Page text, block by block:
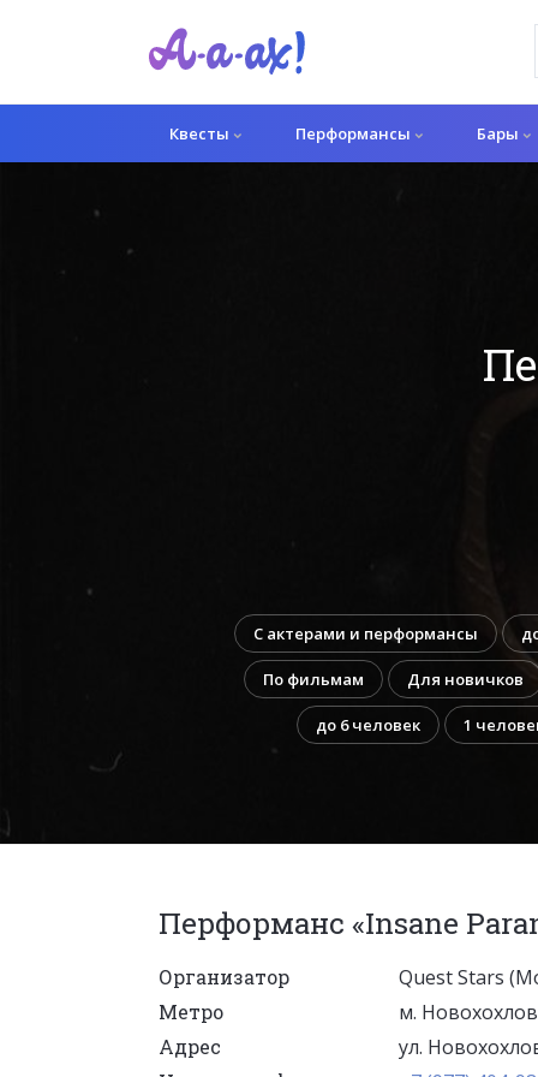
Квесты Перформансы Бары
С актерами и перформансы
По фильмам Для новичков
до 6 человек 1
Перформанс «Insane
Организатор Quest Stars
Метро м.
Адрес ул.